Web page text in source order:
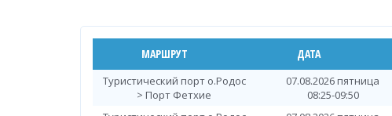
МАРШРУТ ДАТА
Туристический порт о.Родос
> Порт Фетхие
07.08.2026 пятница
08:25-09:50